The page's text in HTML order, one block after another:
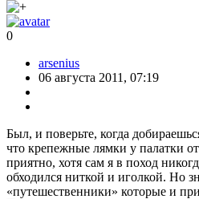
0
arsenius
06 августа 2011, 07:19
Был, и поверьте, когда
что крепежные лямки у палатки
приятно, хотя сам я в поход
обходился ниткой и иголкой. Но
«путешественники» которые и